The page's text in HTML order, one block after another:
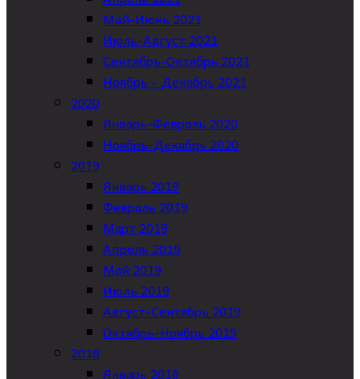
Май-Июнь 2021
Июль-Август 2021
Сентябрь-Октябрь 2021
Ноябрь – Декабрь 2021
2020
Январь-Февраль 2020
Ноябрь-Декабрь 2020
2019
Январь 2019
Февраль 2019
Март 2019
Апрель 2019
Май 2019
Июль 2019
Август-Сентябрь 2019
Октябрь-Ноябрь 2019
2018
Январь 2018